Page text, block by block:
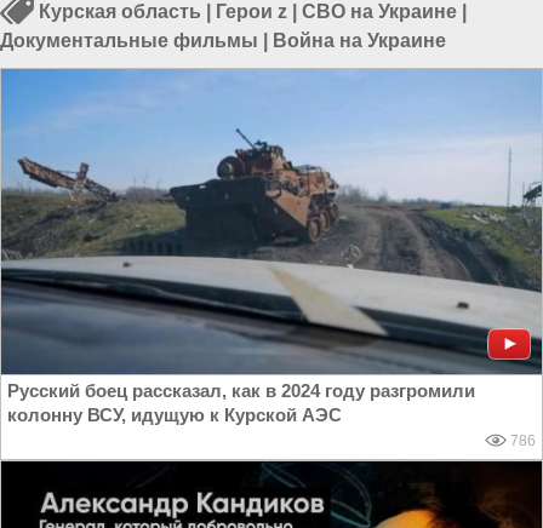
Курская область Герои z СВО на Украине
Документальные фильмы
Война на Украине
Русский боец рассказал, как в 2024 году разгромили
колонну ВСУ, идущую к Курской АЭС
786